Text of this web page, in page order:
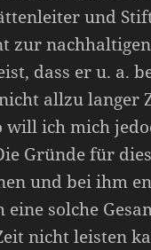
und
zur
dass er u. a.
allzu langer
will ich mich
Gründe für
und bei ihm
eine solche
nicht leisten